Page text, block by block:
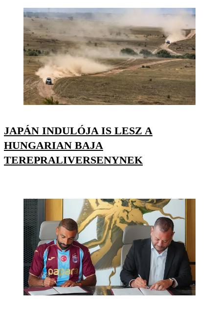
JAPÁN INDULÓJA IS LESZ A
HUNGARIAN BAJA
TEREPRALIVERSENYNEK